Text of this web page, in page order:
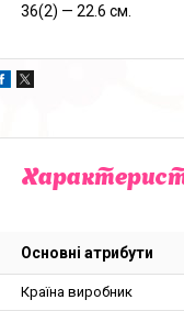
36(2) — 22.6 см.
Основні атрибути
Країна виробник